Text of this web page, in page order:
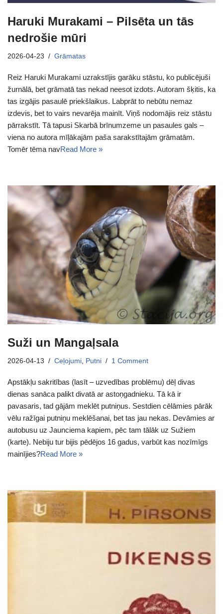
Haruki Murakami – Pilsēta un tās
nedrošie mūri
2026-04-23 Grāmatas
Reiz Haruki Murakami uzrakstījis garāku stāstu, ko publicējuši
žurnālā, bet grāmatā tas nekad neesot izdots. Autoram šķitis, ka
tas izgājis pasaulē priekšlaikus. Labprāt to nebūtu nemaz
izdevis, bet to vairs nevarēja mainīt. Viņš nodomājis reiz stāstu
pārrakstīt. Tā tapusi Skarbā brīnumzeme un pasaules gals –
viena no autora mīļākajām paša sarakstītajām grāmatām.
Tomēr tēma navRead More »
Suži un Mangaļsala
2026-04-13 Ceļojumi, Putni 1 Comment
Apstākļu sakritības (lasīt – uzvedības problēmu) dēļ divas
dienas sanāca palikt divatā ar astoņgadnieku. Tā kā ir
pavasaris, tad gājām meklēt putniņus. Sestdien cēlāmies pārāk
vēlu ražīgai putniņu meklēšanai, bet tas jau nekas. Devāmies ar
autobusu uz Jaunciema kapiem, pēc tam tālāk uz Sužiem
(karte). Nebiju tur bijis pēdējos 16 gadus, varbūt kas nozīmīgs
mainījies?Read More »